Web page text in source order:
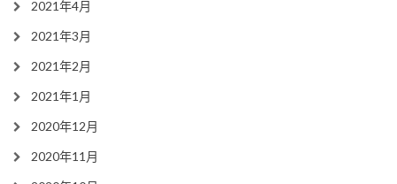
2021年4月
2021年3月
2021年2月
2021年1月
2020年12月
2020年11月